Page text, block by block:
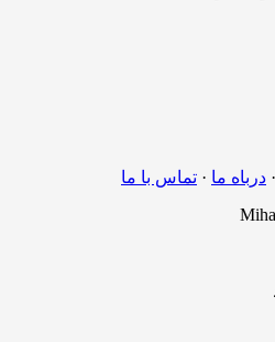
· درباه ما · تماس با ما